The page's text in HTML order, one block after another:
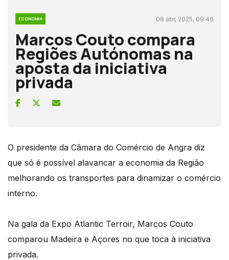
ECONOMIA 08 abr, 2025, 09:46
Marcos Couto compara
Regiões Autónomas na
aposta da iniciativa
privada
O presidente da Câmara do Comércio de Angra diz
que só é possível alavancar a economia da Região
melhorando os transportes para dinamizar o comércio
interno.
Na gala da Expo Atlantic Terroir, Marcos Couto
comparou Madeira e Açores no que toca à iniciativa
privada.